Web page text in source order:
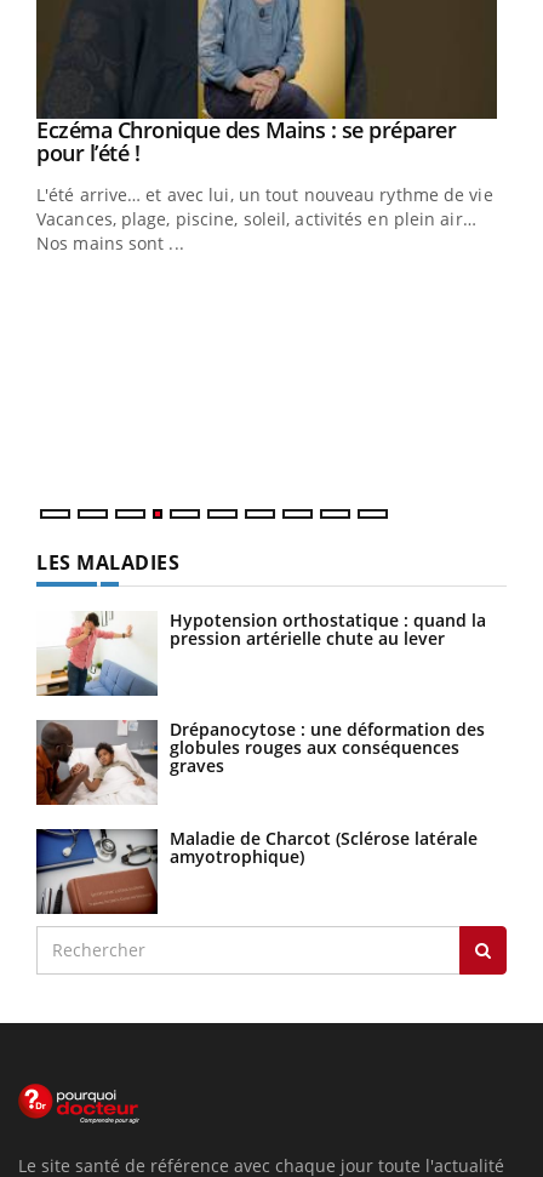
Youtube
Eczéma Chronique des Mains : se préparer
pour l’été !Youtube
L'été arrive… et avec lui, un tout nouveau rythme de vie !
Vacances, plage, piscine, soleil, activités en plein air…
Nos mains sont ...
LES MALADIES
Hypotension orthostatique : quand la
pression artérielle chute au lever
Drépanocytose : une déformation des
globules rouges aux conséquences
graves
Maladie de Charcot (Sclérose latérale
amyotrophique)
Le site santé de référence avec chaque jour toute l'actualité